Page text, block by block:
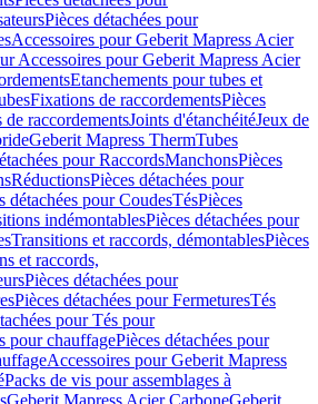
Pièces détachées pour
Accessoires pour Geberit Mapress Acier
Accessoires pour Geberit Mapress Acier
Etanchements pour tubes et
Fixations de raccordementsPièces
raccordementsJoints d'étanchéitéJeux de
Geberit Mapress ThermTubes
pour RaccordsManchonsPièces
RéductionsPièces détachées pour
détachées pour CoudesTésPièces
indémontablesPièces détachées pour
Transitions et raccords, démontablesPièces
et raccords,
Pièces détachées pour
Pièces détachées pour FermeturesTés
pour Tés pour
pour chauffagePièces détachées pour
Accessoires pour Geberit Mapress
Packs de vis pour assemblages à
Geberit Mapress Acier CarboneGeberit